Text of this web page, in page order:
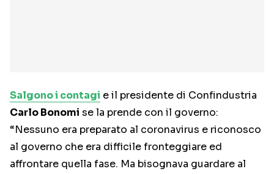
Salgono i contagi e il presidente di Confindustria
Carlo Bonomi se la prende con il governo:
“Nessuno era preparato al coronavirus e riconosco
al governo che era difficile fronteggiare ed
affrontare quella fase. Ma bisognava guardare al